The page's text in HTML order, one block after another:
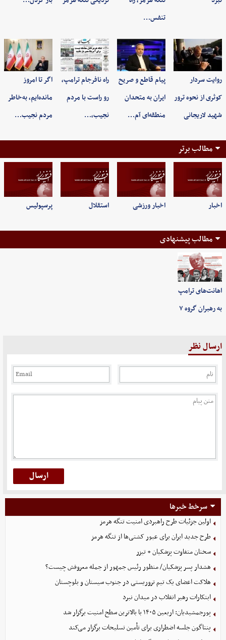
تنفس…
روایت سردار
کوثری از نحوه ترور
شهید لاریجانی
پیام قاطع و صریح
ایران به متحدان
منطقه‌ای آم…
راه نافرجام ترامپ،
رو راست با مردم
نجیب،…
اگر تا امروز
مانده‌ایم، به‌خاطر
مردم نجیب…
مطالب برتر
اخبار اخبار ورزشی استقلال پرسپولیس
مطالب پیشنهادی
اهانت‌های ترامپ
به رهبران گروه ۷
ارسال نظر
سرخط خبرها
اولین جزئیات طرح راهبردی امنیت تنگه هرمز
طرح جدید ایران برای عبور کشتی‌ها از تنگه هرمز
سخنان متفاوت پزشکیان + تیزر
هشدار پسر پزشکیان/ منظور رئیس جمهور از جمله معروفش چیست؟
هلاکت اعضای یک تیم تروریستی در جنوب سیستان و بلوچستان
ابتکارات رهبر انقلاب در میدان نبرد
پورجمشیدیان: اربعین ۱۴۰۵ با بالاترین سطح امنیت برگزار شد
پنتاگون جلسه اضطراری برای تأمین تسلیحات برگزار می‌کند